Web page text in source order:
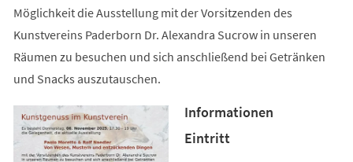
Möglichkeit die Ausstellung mit der Vorsitzenden des
Kunstvereins Paderborn Dr. Alexandra Sucrow in unseren
Räumen zu besuchen und sich anschließend bei Getränken
und Snacks auszutauschen.
Informationen
Eintritt